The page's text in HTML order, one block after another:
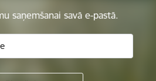
saņemšanai savā e-pastā.